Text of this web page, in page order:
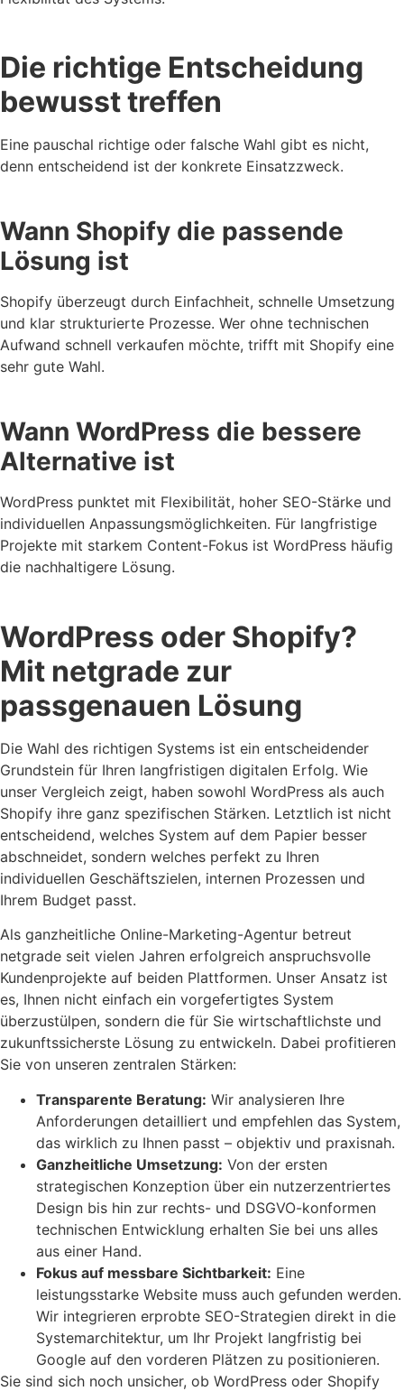
Die richtige Entscheidung
bewusst treffen
Eine pauschal richtige oder falsche Wahl gibt es nicht,
denn entscheidend ist der konkrete Einsatzzweck.
Wann Shopify die passende
Lösung ist
Shopify überzeugt durch Einfachheit, schnelle Umsetzung
und klar strukturierte Prozesse. Wer ohne technischen
Aufwand schnell verkaufen möchte, trifft mit Shopify eine
sehr gute Wahl.
Wann WordPress die bessere
Alternative ist
WordPress punktet mit Flexibilität, hoher SEO-Stärke und
individuellen Anpassungsmöglichkeiten. Für langfristige
Projekte mit starkem Content-Fokus ist WordPress häufig
die nachhaltigere Lösung.
WordPress oder Shopify?
Mit netgrade zur
passgenauen Lösung
Die Wahl des richtigen Systems ist ein entscheidender
Grundstein für Ihren langfristigen digitalen Erfolg. Wie
unser Vergleich zeigt, haben sowohl WordPress als auch
Shopify ihre ganz spezifischen Stärken. Letztlich ist nicht
entscheidend, welches System auf dem Papier besser
abschneidet, sondern welches perfekt zu Ihren
individuellen Geschäftszielen, internen Prozessen und
Ihrem Budget passt.
Als ganzheitliche Online-Marketing-Agentur betreut
netgrade seit vielen Jahren erfolgreich anspruchsvolle
Kundenprojekte auf beiden Plattformen. Unser Ansatz ist
es, Ihnen nicht einfach ein vorgefertigtes System
überzustülpen, sondern die für Sie wirtschaftlichste und
zukunftssicherste Lösung zu entwickeln. Dabei profitieren
Sie von unseren zentralen Stärken:
Transparente Beratung: Wir analysieren Ihre
Anforderungen detailliert und empfehlen das System,
das wirklich zu Ihnen passt – objektiv und praxisnah.
Ganzheitliche Umsetzung: Von der ersten
strategischen Konzeption über ein nutzerzentriertes
Design bis hin zur rechts- und DSGVO-konformen
technischen Entwicklung erhalten Sie bei uns alles
aus einer Hand.
Fokus auf messbare Sichtbarkeit: Eine
leistungsstarke Website muss auch gefunden werden.
Wir integrieren erprobte SEO-Strategien direkt in die
Systemarchitektur, um Ihr Projekt langfristig bei
Google auf den vorderen Plätzen zu positionieren.
Sie sind sich noch unsicher, ob WordPress oder Shopify